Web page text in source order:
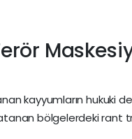
kayyumların hukuki
bölgelerdeki rant